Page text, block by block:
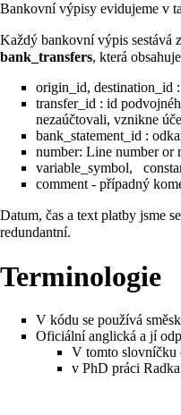
Bankovní výpisy evidujeme v
Každý bankovní výpis sestává
bank_transfers, která
origin_id, destination_id
transfer_id : id
nezaúčtovali, vznikne
bank_statement_id :
number: Line number or
variable_symbol,
comment - případný
Datum, čas a text platby jsme
redundantní.
Terminologie
V kódu se používá
Oficiální anglická a jí
V tomto slovníčku
v PhD práci